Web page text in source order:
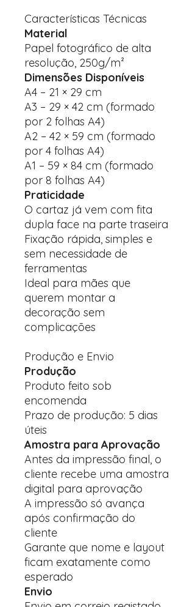
Características Técnicas
Material
Papel fotográfico de alta
resolução, 250g/m²
Dimensões Disponíveis
A4 – 21 × 29 cm
A3 – 29 × 42 cm (formado
por 2 folhas A4)
A2 – 42 × 59 cm (formado
por 4 folhas A4)
A1 – 59 × 84 cm (formado
por 8 folhas A4)
Praticidade
O cartaz já vem com fita
dupla face na parte traseira
Fixação rápida, simples e
sem necessidade de
ferramentas
Ideal para mães que
querem montar a
decoração sem
complicações
Produção e Envio
Produção
Produto feito sob
encomenda
Prazo de produção: 5 dias
úteis
Amostra para Aprovação
Antes da impressão final, o
cliente recebe uma amostra
digital para aprovação
A impressão só avança
após confirmação do
cliente
Garante que nome e layout
ficam exatamente como
esperado
Envio